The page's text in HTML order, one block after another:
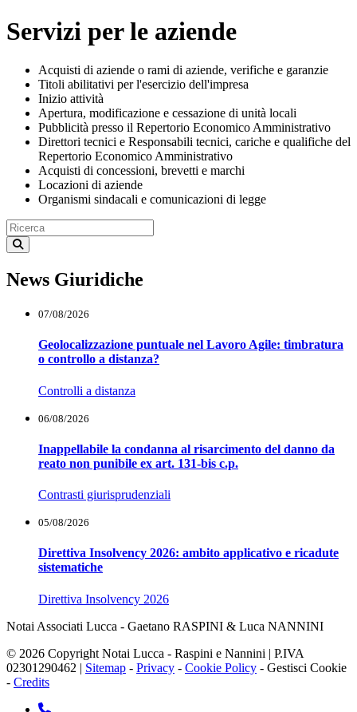
Servizi per le aziende
Acquisti di aziende o rami di aziende, verifiche e garanzie
Titoli abilitativi per l'esercizio dell'impresa
Inizio attività
Apertura, modificazione e cessazione di unità locali
Pubblicità presso il Repertorio Economico Amministrativo
Direttori tecnici e Responsabili tecnici, cariche e qualifiche del
Repertorio Economico Amministrativo
Acquisti di concessioni, brevetti e marchi
Locazioni di aziende
Organismi sindacali e comunicazioni di legge
News Giuridiche
07/08/2026
Geolocalizzazione puntuale nel Lavoro Agile: timbratura
o controllo a distanza?
Controlli a distanza
06/08/2026
Inappellabile la condanna al risarcimento del danno da
reato non punibile ex art. 131-bis c.p.
Contrasti giurisprudenziali
05/08/2026
Direttiva Insolvency 2026: ambito applicativo e ricadute
sistematiche
Direttiva Insolvency 2026
Notai Associati Lucca - Gaetano RASPINI & Luca NANNINI
© 2026 Copyright Notai Lucca - Raspini e Nannini | P.IVA
02301290462 | Sitemap - Privacy - Cookie Policy - Gestisci Cookie
- Credits